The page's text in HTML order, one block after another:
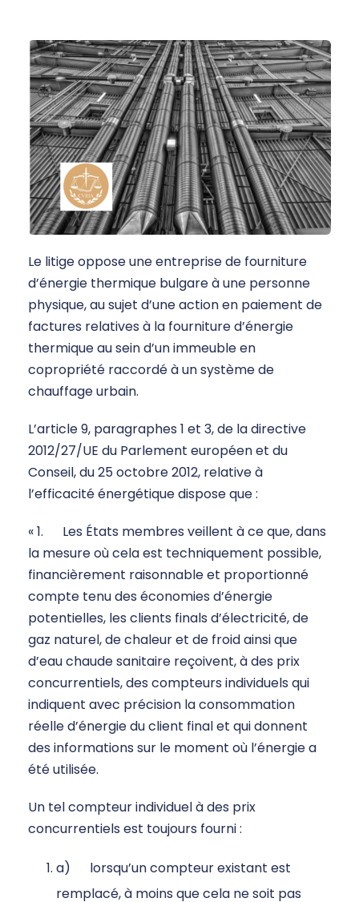
Le litige oppose une entreprise de fourniture
d’énergie thermique bulgare à une personne
physique, au sujet d’une action en paiement de
factures relatives à la fourniture d’énergie
thermique au sein d’un immeuble en
copropriété raccordé à un système de
chauffage urbain.
L’article 9, paragraphes 1 et 3, de la directive
2012/27/UE du Parlement européen et du
Conseil, du 25 octobre 2012, relative à
l’efficacité énergétique dispose que :
« 1. Les États membres veillent à ce que, dans
la mesure où cela est techniquement possible,
financièrement raisonnable et proportionné
compte tenu des économies d’énergie
potentielles, les clients finals d’électricité, de
gaz naturel, de chaleur et de froid ainsi que
d’eau chaude sanitaire reçoivent, à des prix
concurrentiels, des compteurs individuels qui
indiquent avec précision la consommation
réelle d’énergie du client final et qui donnent
des informations sur le moment où l’énergie a
été utilisée.
Un tel compteur individuel à des prix
concurrentiels est toujours fourni :
a) lorsqu’un compteur existant est
remplacé, à moins que cela ne soit pas